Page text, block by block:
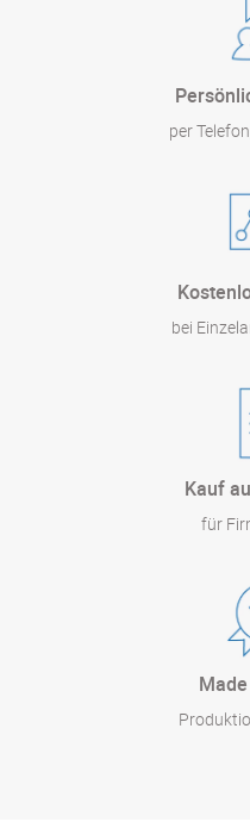
per
bei
Kauf
für